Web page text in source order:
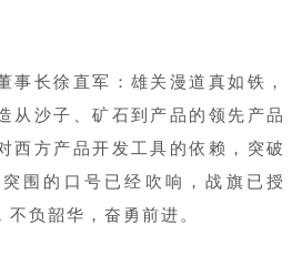
事长徐直军：雄关漫道真如铁，
从沙子、矿石到产品的领先产品
西方产品开发工具的依赖，突破
围的口号已经吹响，战旗已授
负韶华，奋勇前进。